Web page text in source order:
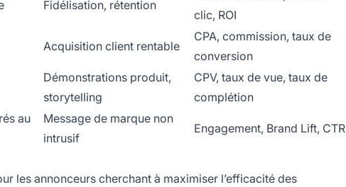
Fidélisation, rétention
clic, ROI
Acquisition client rentable
CPA, commission, taux de
conversion
Démonstrations produit,
storytelling
CPV, taux de vue, taux de
complétion
au
Message de marque non
intrusif
Engagement, Brand Lift, CTR
les annonceurs cherchant à maximiser l’efficacité des